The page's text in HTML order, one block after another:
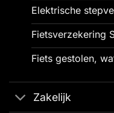
Elektrische
Fietsverzekering
Fiets gestolen,
Zakelijk